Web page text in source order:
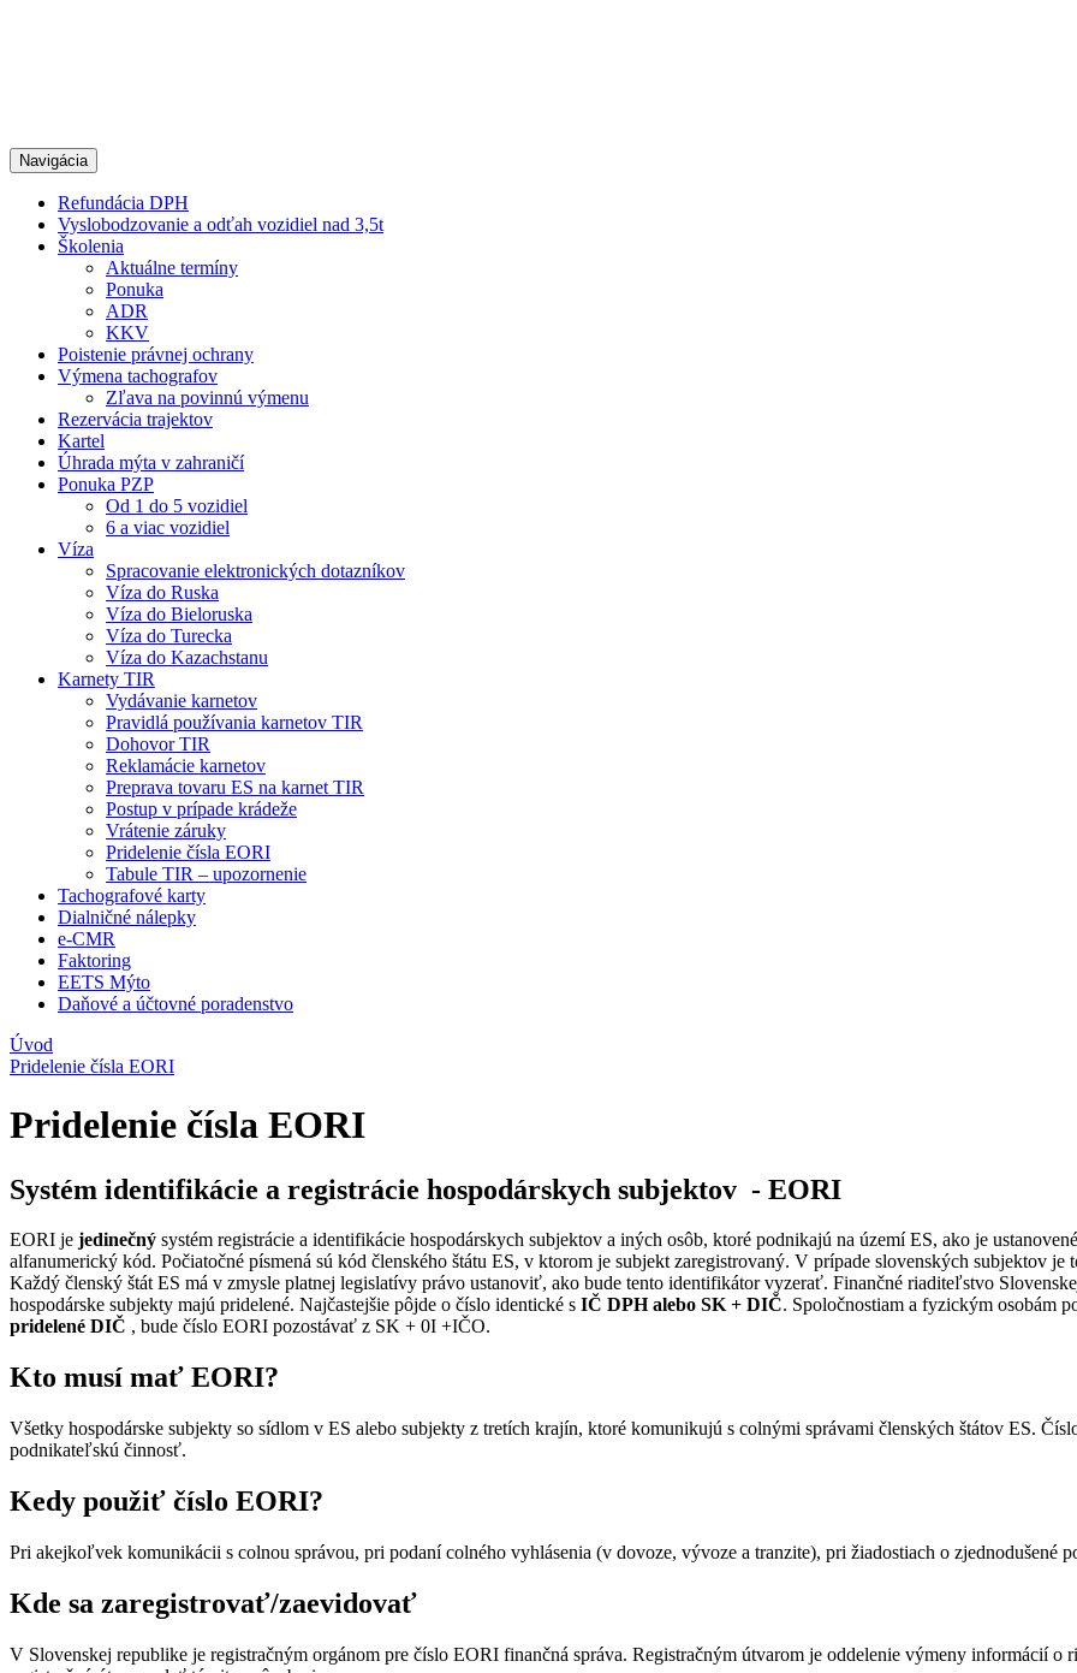
Navigácia
Refundácia DPH
Vyslobodzovanie a odťah vozidiel nad 3,5t
Školenia
Aktuálne termíny
Ponuka
ADR
KKV
Poistenie právnej ochrany
Výmena tachografov
Zľava na povinnú výmenu
Rezervácia trajektov
Kartel
Úhrada mýta v zahraničí
Ponuka PZP
Od 1 do 5 vozidiel
6 a viac vozidiel
Víza
Spracovanie elektronických dotazníkov
Víza do Ruska
Víza do Bieloruska
Víza do Turecka
Víza do Kazachstanu
Karnety TIR
Vydávanie karnetov
Pravidlá používania karnetov TIR
Dohovor TIR
Reklamácie karnetov
Preprava tovaru ES na karnet TIR
Postup v prípade krádeže
Vrátenie záruky
Pridelenie čísla EORI
Tabule TIR – upozornenie
Tachografové karty
Dialničné nálepky
e-CMR
Faktoring
EETS Mýto
Daňové a účtovné poradenstvo
Úvod
Pridelenie čísla EORI
Pridelenie čísla EORI
Systém identifikácie a registrácie hospodárskych subjektov - EORI
EORI je jedinečný systém registrácie a identifikácie hospodárskych subjektov a iných osôb, ktoré podnikajú na území ES, ako je
alfanumerický kód. Počiatočné písmená sú kód členského štátu ES, v ktorom je subjekt zaregistrovaný. V prípade slovenských subjektov je
Každý členský štát ES má v zmysle platnej legislatívy právo ustanoviť, ako bude tento identifikátor vyzerať. Finančné riaditeľstvo
hospodárske subjekty majú pridelené. Najčastejšie pôjde o číslo identické s IČ DPH alebo SK + DIČ. Spoločnostiam a fyzickým osobám
pridelené DIČ , bude číslo EORI pozostávať z SK + 0I +IČO.
Kto musí mať EORI?
Všetky hospodárske subjekty so sídlom v ES alebo subjekty z tretích krajín, ktoré komunikujú s colnými správami členských štátov ES.
podnikateľskú činnosť.
Kedy použiť číslo EORI?
Pri akejkoľvek komunikácii s colnou správou, pri podaní colného vyhlásenia (v dovoze, vývoze a tranzite), pri žiadostiach o zjednodušené
Kde sa zaregistrovať/zaevidovať
V Slovenskej republike je registračným orgánom pre číslo EORI finančná správa. Registračným útvarom je oddelenie výmeny informácií o